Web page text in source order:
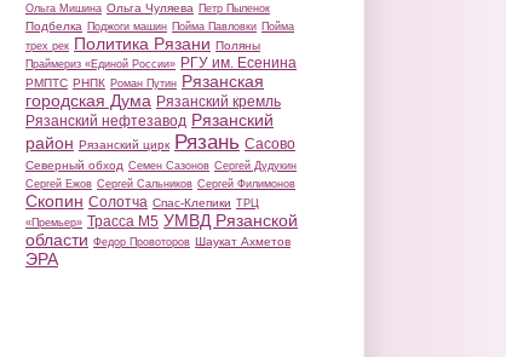
Ольга Мишина Ольга Чуляева Петр Пыленок
Подбелка Поджоги машин Пойма Павловки Пойма
трех рек Политика Рязани Поляны
Праймериз «Единой России» РГУ им. Есенина
РМПТС РНПК Роман Путин Рязанская
городская Дума Рязанский кремль
Рязанский нефтезавод Рязанский
район Рязанский цирк Рязань Сасово
Северный обход Семен Сазонов Сергей Дудукин
Сергей Ежов Сергей Сальников Сергей Филимонов
Скопин Солотча Спас-Клепики ТРЦ
«Премьер» Трасса М5 УМВД Рязанской
области Федор Провоторов Шаукат Ахметов
ЭРА